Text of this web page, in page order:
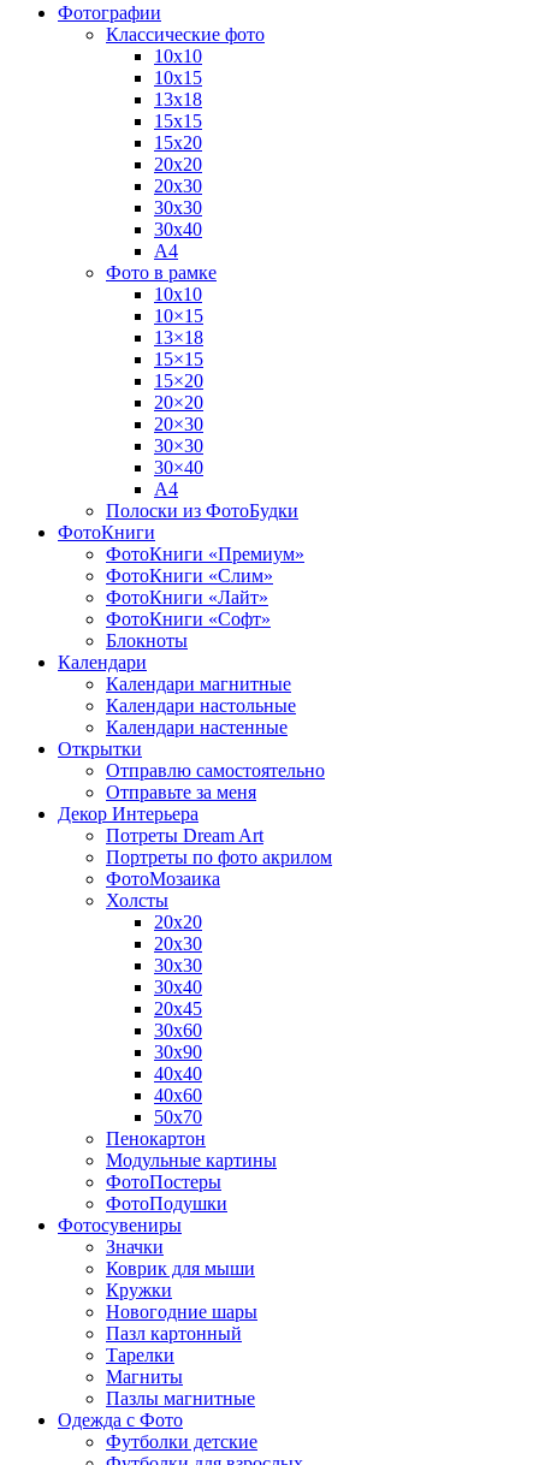
Фотографии
Классические фото
10х10
10х15
13х18
15х15
15х20
20х20
20х30
30х30
30х40
А4
Фото в рамке
10х10
10×15
13×18
15×15
15×20
20×20
20×30
30×30
30×40
A4
Полоски из ФотоБудки
ФотоКниги
ФотоКниги «Премиум»
ФотоКниги «Слим»
ФотоКниги «Лайт»
ФотоКниги «Софт»
Блокноты
Календари
Календари магнитные
Календари настольные
Календари настенные
Открытки
Отправлю самостоятельно
Отправьте за меня
Декор Интерьера
Потреты Dream Art
Портреты по фото акрилом
ФотоМозаика
Холсты
20х20
20х30
30х30
30х40
20х45
30х60
30х90
40х40
40х60
50х70
Пенокартон
Модульные картины
ФотоПостеры
ФотоПодушки
Фотоcувениры
Значки
Коврик для мыши
Кружки
Новогодние шары
Пазл картонный
Тарелки
Магниты
Пазлы магнитные
Одежда с Фото
Футболки детские